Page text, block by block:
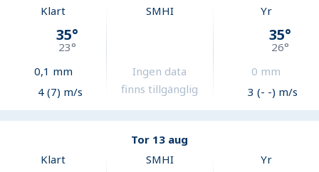
Klart
35°
23°
0,1 mm
4 (7) m/s
SMHI
Ingen data
finns tillgänglig
Yr
35°
26°
0 mm
3 (- -) m/s
Tor 13 aug
Klart
SMHI Yr